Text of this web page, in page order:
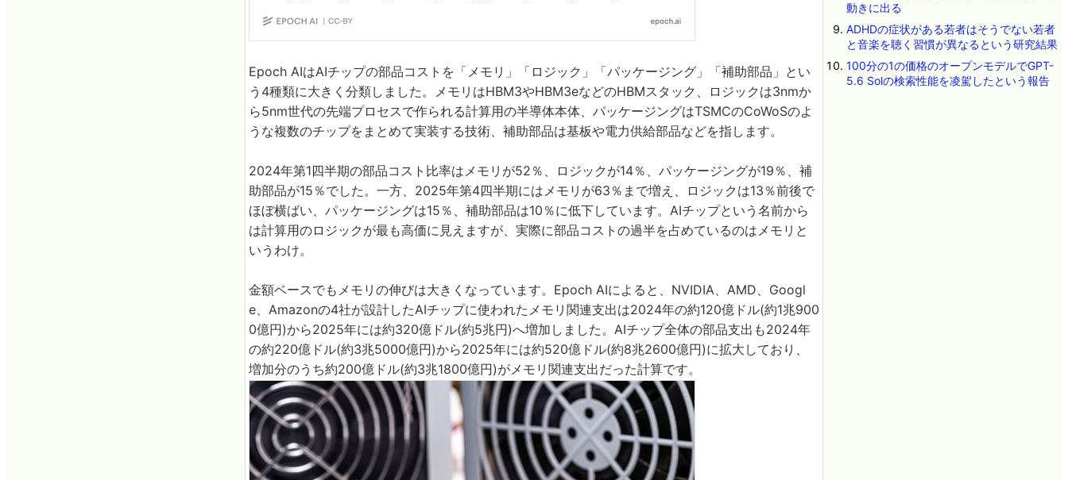
Epoch AIはAIチップの部品コストを「メモリ」「ロジック」「パッケージング」「補助部品」とい
う4種類に大きく分類しました。メモリはHBM3やHBM3eなどのHBMスタック、ロジックは3nmか
ら5nm世代の先端プロセスで作られる計算用の半導体本体、パッケージングはTSMCのCoWoSのよ
うな複数のチップをまとめて実装する技術、補助部品は基板や電力供給部品などを指します。
2024年第1四半期の部品コスト比率はメモリが52％、ロジックが14％、パッケージングが19％、補
助部品が15％でした。一方、2025年第4四半期にはメモリが63％まで増え、ロジックは13％前後で
ほぼ横ばい、パッケージングは15％、補助部品は10％に低下しています。AIチップという名前から
は計算用のロジックが最も高価に見えますが、実際に部品コストの過半を占めているのはメモリと
いうわけ。
金額ベースでもメモリの伸びは大きくなっています。Epoch AIによると、NVIDIA、AMD、Googl
e、Amazonの4社が設計したAIチップに使われたメモリ関連支出は2024年の約120億ドル(約1兆900
0億円)から2025年には約320億ドル(約5兆円)へ増加しました。AIチップ全体の部品支出も2024年
の約220億ドル(約3兆5000億円)から2025年には約520億ドル(約8兆2600億円)に拡大しており、
増加分のうち約200億ドル(約3兆1800億円)がメモリ関連支出だった計算です。
動きに出る
ADHDの症状がある若者はそうでない若者
と音楽を聴く習慣が異なるという研究結果
100分の1の価格のオープンモデルでGPT-
5.6 Solの検索性能を凌駕したという報告